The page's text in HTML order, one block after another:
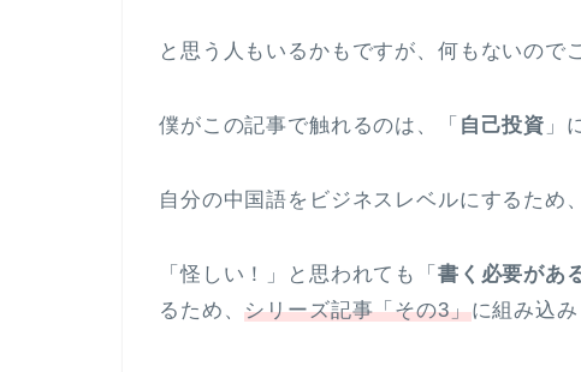
と思う人もいるかもですが、何もないので
僕がこの記事で触れるのは、「 自己投資 」
自分の中国語をビジネスレベルにするため
「怪しい！」と思われても「 書く必要があ
るため、シリーズ記事「その3」に組み込み